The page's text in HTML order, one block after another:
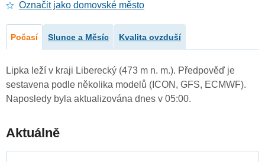
Označit jako domovské město
Počasí Slunce a Měsíc Kvalita ovzduší
Lipka leží v kraji Liberecký (473 m n. m.). Předpověď je
sestavena podle několika modelů (ICON, GFS, ECMWF).
Naposledy byla aktualizována dnes v 05:00.
Aktuálně